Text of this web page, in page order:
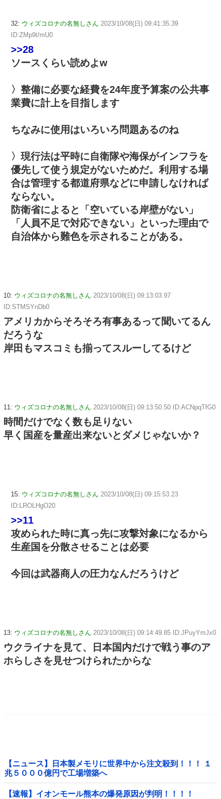
32: ウィズコロナの名無しさん 2023/10/08(日) 09:41:35.39
ID:ZMp9t/mU0
>>28
ソースくらい読めよw
〉整備に必要な経費を24年度予算案の公共事
業費に計上を目指します
ちなみに使用はいろいろ問題あるのね
〉現行法は平時に自衛隊や海保がインフラを
優先して使う規定がないためだ。利用する場
合は管理する都道府県などに申請しなければ
ならない。
防衛省によると「空いている岸壁がない」
「人員不足で対応できない」といった理由で
自治体から難色を示されることがある。
10: ウィズコロナの名無しさん 2023/10/08(日) 09:13:03.97
ID:STMSYnDb0
アメリカからそろそろ有事あるって聞いてるん
だろうな
岸田もマスコミも揃ってスルーしてるけど
11: ウィズコロナの名無しさん 2023/10/08(日) 09:13:50.50 ID:ACNpqTfG0
時間だけでなく数も足りない
早く国産を量産出来ないとダメじゃないか？
15: ウィズコロナの名無しさん 2023/10/08(日) 09:15:53.23
ID:LROLHgO20
>>11
攻められた時に真っ先に攻撃対象になるから
生産国を分散させることは必要
今回は武器商人の圧力なんだろうけど
13: ウィズコロナの名無しさん 2023/10/08(日) 09:14:49.85 ID:JPuyYmJx0
ウクライナを見て、日本国内だけで戦う事のア
ホらしさを見せつけられたからな
【ニュース】日本製メモリに世界中から注文殺到！！！ １
兆５０００億円で工場増築へ
【速報】イオンモール熊本の爆発原因が判明！！！！